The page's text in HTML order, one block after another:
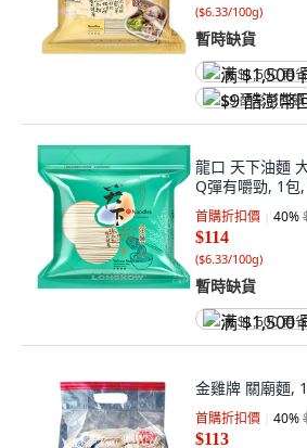
($6.33/100g)
暫時缺貨
满 $1,500 再
$9 酷澎幣回饋
龍口 天下油麵
Q彈有嚼勁, 1包
首購折扣價 40%
$114
($6.33/100g)
暫時缺貨
满 $1,500 再
金雞牌 關廟麵,
首購折扣價 40%
$113